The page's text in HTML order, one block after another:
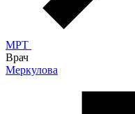
MPT
Врач
Меркулова